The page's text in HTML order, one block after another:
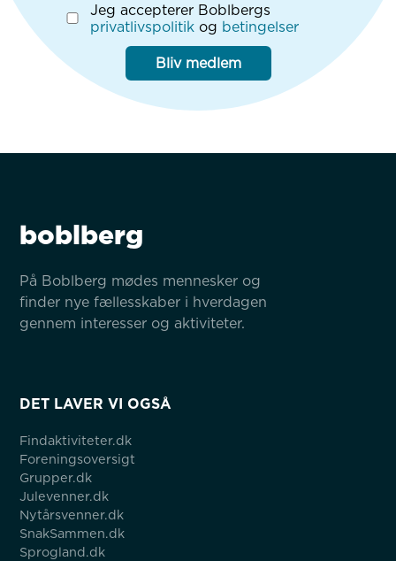
Jeg accepterer Boblbergs
privatlivspolitik og betingelser
Bliv medlem
boblberg
På Boblberg mødes mennesker og
finder nye fællesskaber i hverdagen
gennem interesser og aktiviteter.
DET LAVER VI OGSÅ
Findaktiviteter.dk
Foreningsoversigt
Grupper.dk
Julevenner.dk
Nytårsvenner.dk
SnakSammen.dk
Sprogland.dk